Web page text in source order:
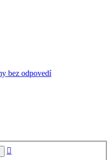
bez odpovedí
Hľadať